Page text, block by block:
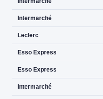
Intermarché
Leclerc
Esso Express
Esso Express
Intermarché